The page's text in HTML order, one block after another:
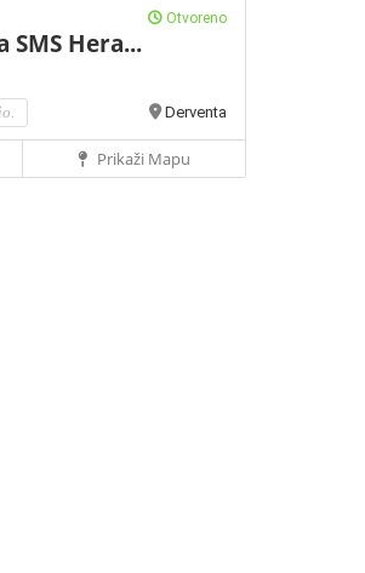
Otvoreno
SMS Hera...
Derventa
Prikaži Mapu